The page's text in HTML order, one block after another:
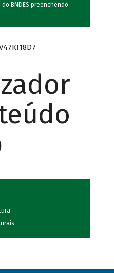
BNDES preenchendo